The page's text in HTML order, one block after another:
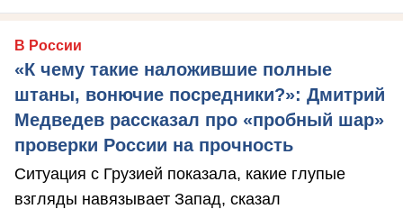
В России
«К чему такие наложившие полные
штаны, вонючие посредники?»: Дмитрий
Медведев рассказал про «пробный шар»
проверки России на прочность
Ситуация с Грузией показала, какие глупые
взгляды навязывает Запад, сказал